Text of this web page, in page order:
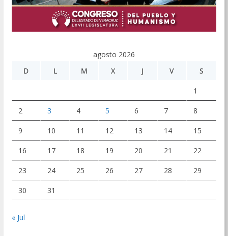
agosto 2026
D
L M X J V S
1
2 3 4 5 6 7 8
9 10 11 12 13 14 15
16 17 18 19 20 21 22
23 24 25 26 27 28 29
30 31
« Jul